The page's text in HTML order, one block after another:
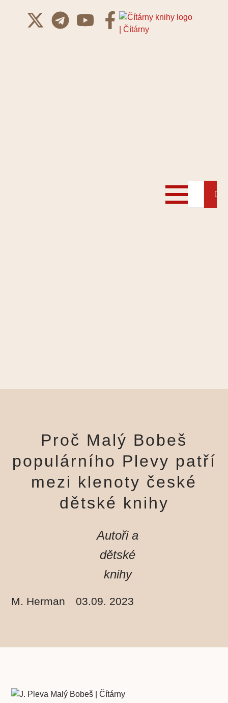
Proč Malý Bobeš
populárního Plevy patří
mezi klenoty české
dětské knihy
Autoři a
dětské
knihy
M. Herman 03.09. 2023